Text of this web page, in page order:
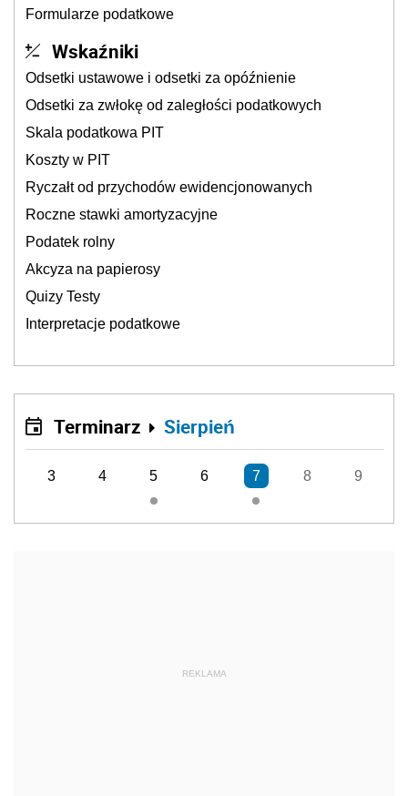
Formularze podatkowe
Wskaźniki
Odsetki ustawowe i odsetki za opóźnienie
Odsetki za zwłokę od zaległości podatkowych
Skala podatkowa PIT
Koszty w PIT
Ryczałt od przychodów ewidencjonowanych
Roczne stawki amortyzacyjne
Podatek rolny
Akcyza na papierosy
Quizy Testy
Interpretacje podatkowe
Terminarz Sierpień
3 4 5 6 7 8 9
REKLAMA